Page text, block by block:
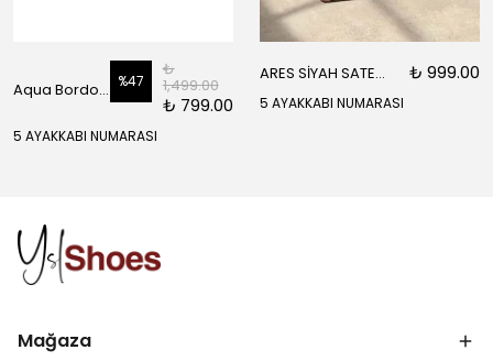
Aqua Bordo Mat Fermuar Detay Sivri Burun Kadın Topuklu Bot %47
₺
1,499.00
₺ 799.00
5 AYAKKABI NUMARASI
ARES SİYAH SATEN ÖNÜ SARI SİYAH DETAYLI BİLEK BAĞLI KADIN TOPUKLU AYAKKABI ₺ 999.00
5 AYAKKABI NUMARASI
Mağaza